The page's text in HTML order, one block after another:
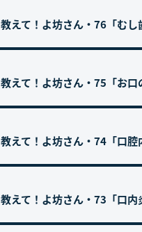
教えて！よ坊さん・76「むし
教えて！よ坊さん・75「お口
教えて！よ坊さん・74「口
教えて！よ坊さん・73「口